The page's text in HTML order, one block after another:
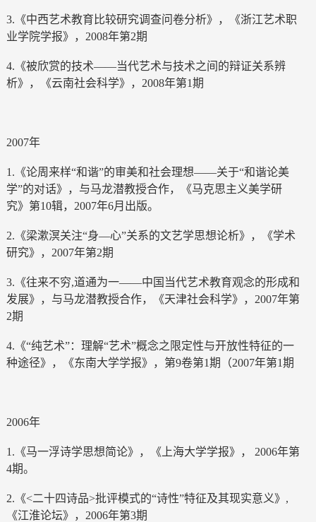
3.《中西艺术教育比较研究调查问卷分析》，《浙江艺术职
业学院学报》，2008年第2期
4.《被欣赏的技术——当代艺术与技术之间的辩证关系辨
析》，《云南社会科学》，2008年第1期
2007年
1.《论周来样“和谐”的审美和社会理想——关于“和谐论美
学”的对话》，与马龙潜教授合作，《马克思主义美学研
究》第10辑，2007年6月出版。
2.《梁漱溟关注“身—心”关系的文艺学思想论析》，《学术
研究》，2007年第2期
3.《往来不穷,道通为一——中国当代艺术教育观念的形成和
发展》，与马龙潜教授合作，《天津社会科学》，2007年第
2期
4.《“纯艺术”：理解“艺术”概念之限定性与开放性特征的一
种途径》，《东南大学学报》，第9卷第1期（2007年第1期
2006年
1.《马一浮诗学思想简论》，《上海大学学报》， 2006年第
4期。
2.《<二十四诗品>批评模式的“诗性”特征及其现实意义》,
《江淮论坛》，2006年第3期